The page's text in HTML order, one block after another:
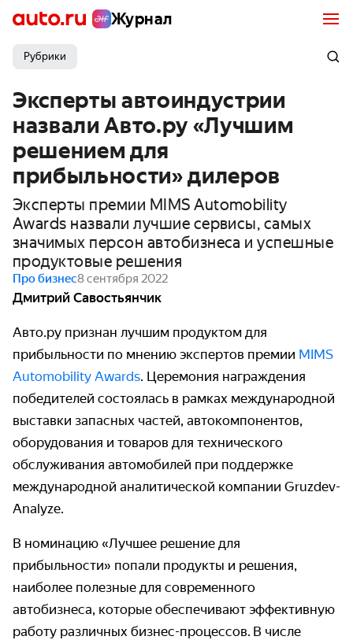
Журнал
Рубрики
Эксперты автоиндустрии
назвали Авто.ру «Лучшим
решением для
прибыльности» дилеров
Эксперты премии MIMS Automobility
Awards назвали лучшие сервисы, самых
значимых персон автобизнеса и успешные
продуктовые решения
Про бизнес8 сентября 2022
Дмитрий Савостьянчик
Авто.ру признан лучшим продуктом для
прибыльности по мнению экспертов премии MIMS
Automobility Awards. Церемония награждения
победителей состоялась в рамках международной
выставки запасных частей, автокомпонентов,
оборудования и товаров для технического
обслуживания автомобилей при поддержке
международной аналитической компании Gruzdev-
Analyze.
В номинацию «Лучшее решение для
прибыльности» попали продукты и решения,
наиболее полезные для современного
автобизнеса, которые обеспечивают эффективную
работу различных бизнес-процессов. В числе